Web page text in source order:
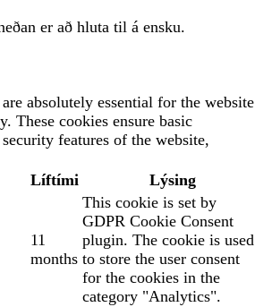
er að hluta til á ensku.
absolutely essential for the website
These cookies ensure basic
features of the website,
Líftími Lýsing
11
months
This cookie is set by
GDPR Cookie Consent
plugin. The cookie is used
to store the user consent
for the cookies in the
category "Analytics".